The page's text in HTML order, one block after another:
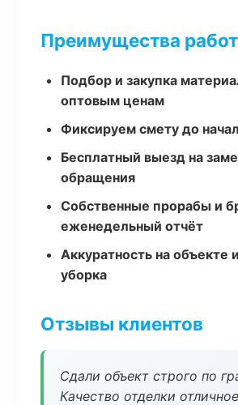
Преимущества
Подбор и закупка
оптовым ценам
Фиксируем смету до
Бесплатный выезд на
обращения
Собственные прорабы и
еженедельный отчёт
Аккуратность на объекте
уборка
Отзывы клиентов
Сдали объект строго по
Качество отделки